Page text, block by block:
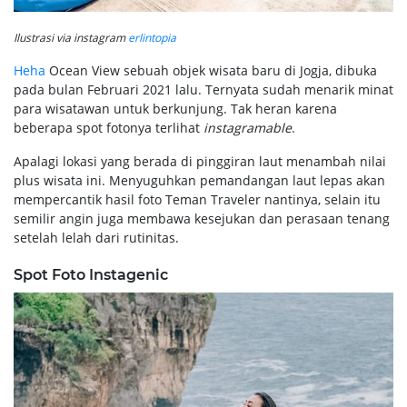
Ilustrasi via instagramerlintopia
Heha Ocean View sebuah objek wisata baru di Jogja, dibuka
pada bulan Februari 2021 lalu. Ternyata sudah menarik minat
para wisatawan untuk berkunjung. Tak heran karena
beberapa spot fotonya terlihat instagramable.
Apalagi lokasi yang berada di pinggiran laut menambah nilai
plus wisata ini. Menyuguhkan pemandangan laut lepas akan
mempercantik hasil foto Teman Traveler nantinya, selain itu
semilir angin juga membawa kesejukan dan perasaan tenang
setelah lelah dari rutinitas.
Spot Foto Instagenic